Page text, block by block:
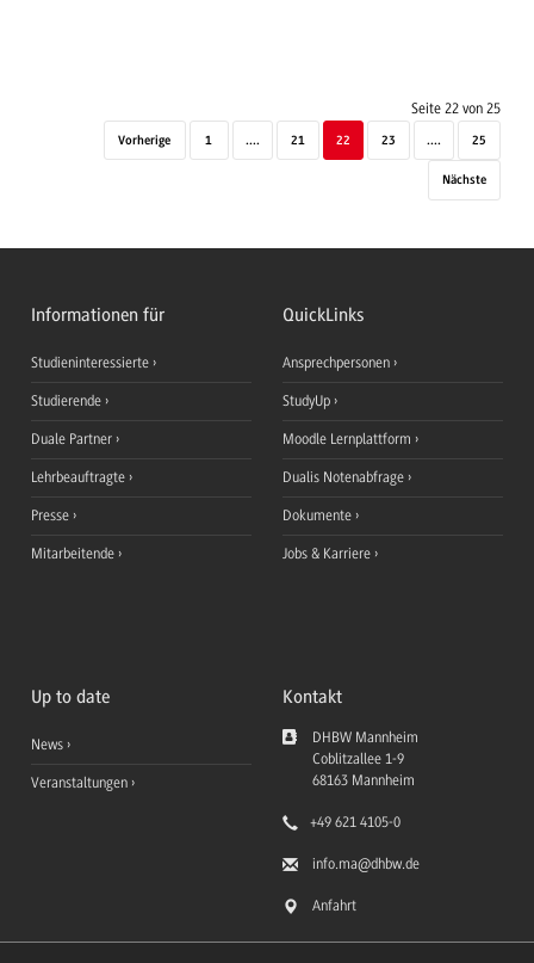
Seite 22 von 25
Vorherige 1 .... 21 22 23 .... 25
Nächste
Informationen für
Studieninteressierte
Studierende
Duale Partner
Lehrbeauftragte
Presse
Mitarbeitende
QuickLinks
Ansprechpersonen
StudyUp
Moodle Lernplattform
Dualis Notenabfrage
Dokumente
Jobs & Karriere
Up to date
News
Veranstaltungen
Kontakt
DHBW Mannheim
Coblitzallee 1-9
68163 Mannheim
+49 621 4105-0
info.ma@dhbw.de
Anfahrt